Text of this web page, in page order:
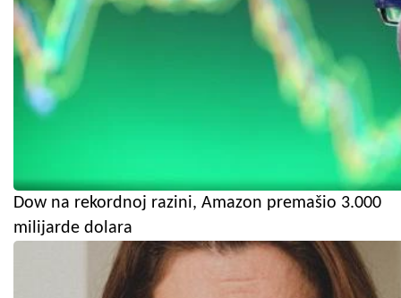
Dow na rekordnoj razini, Amazon premašio 3.000
milijarde dolara